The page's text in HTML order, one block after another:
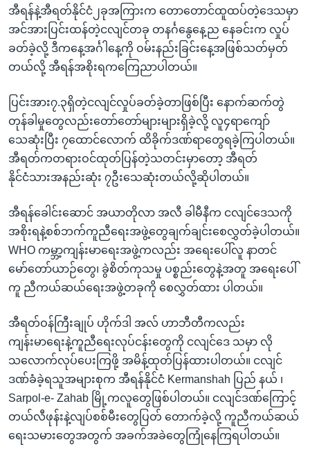
ရန်
ရှာဖွေ
ရန်
နေရာ
ကျော်
ရန်
ဘာသာစကားများ
အီရန်နဲ့အီရတ်နိုင်ငံ၂ခုအကြားက တောတောင်ထူထပ်တဲ့ဒေသမှာ
အင်အားပြင်းထန်တဲ့ငလျင်တခု တနင်္ဂနွေနေ့ည နေခင်းက လှုပ်
ခတ်ခဲ့လို့ ဒီကနေ့အင်္ဂါနေ့ကို ဝမ်းနည်းခြင်းနေ့အဖြစ်သတ်မှတ်
တယ်လို့ အီရန်အစိုးရကကြေညာပါတယ်။
ပြင်းအား၇.၃ရှိတဲ့ငလျင်လှုပ်ခတ်ခဲ့တာဖြစ်ပြီး နောက်ဆက်တွဲ
တုန်ခါမှုတွေလည်းတော်တော်များများရှိခဲ့လို့ လူ၄ရာကျော်
သေဆုံးပြီး ၇ထောင်လောက် ထိခိုက်ဒဏ်ရာတွေရခဲ့ကြပါတယ်။
အီရတ်ကတရားဝင်ထုတ်ပြန်တဲ့သတင်းမှာတော့ အီရတ်
နိုင်ငံသားအနည်းဆုံး ၇ဦးသေဆုံးတယ်လို့ဆိုပါတယ်။
အီရန်ခေါင်းဆောင် အယာတိုလာ အလီ ခါမီနီက ငလျင်ဒေသကို
အစိုးရနဲ့စစ်ဘက်ကူညီရေးအဖွဲ့တွေချက်ချင်းစေလွှတ်ခဲ့ပါတယ်။
WHO ကမ္ဘာ့ကျန်းမာရေးအဖွဲ့ကလည်း အရေးပေါ်လူ နာတင်
မော်တော်ယာဉ်တွေ၊ ခွဲစိတ်ကုသမှု ပစ္စည်းတွေနဲ့အတူ အရေးပေါ်
ကူ ညီကယ်ဆယ်ရေးအဖွဲ့တခုကို စေလွှတ်ထား ပါတယ်။
အီရတ်ဝန်ကြီးချုပ် ဟိုက်ဒါ အလ် ဟာဘီတီကလည်း
ကျန်းမာရေးနဲ့ကူညီရေးလုပ်ငန်းတွေကို ငလျင်ဒေ သမှာ လို
သလောက်လုပ်ပေးကြဖို့ အမိန့်ထုတ်ပြန်ထားပါတယ်။ ငလျင်
ဒဏ်ခံခဲ့ရသူအများစုက အီရန်နိုင်ငံ Kermanshah ပြည် နယ် ၊
Sarpol-e- Zahab မြို့ကလူတွေဖြစ်ပါတယ်။ ငလျင်ဒဏ်ကြောင့်
တယ်လီဖုန်းနဲ့လျပ်စစ်မီးတွေပြတ် တောက်ခဲ့လို့ ကူညီကယ်ဆယ်
ရေးသမားတွေအတွက် အခက်အခဲတွေကြုံနေကြရပါတယ်။